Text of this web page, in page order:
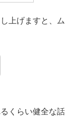
上げますと、ム
くらい健全な話